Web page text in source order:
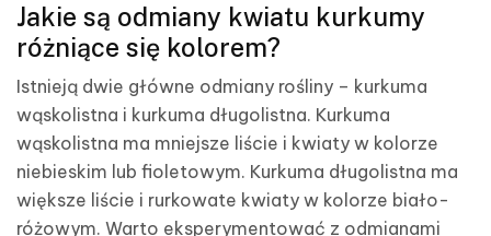
Jakie są odmiany kwiatu kurkumy
różniące się kolorem?
Istnieją dwie główne odmiany rośliny – kurkuma
wąskolistna i kurkuma długolistna. Kurkuma
wąskolistna ma mniejsze liście i kwiaty w kolorze
niebieskim lub fioletowym. Kurkuma długolistna ma
większe liście i rurkowate kwiaty w kolorze biało-
różowym. Warto eksperymentować z odmianami